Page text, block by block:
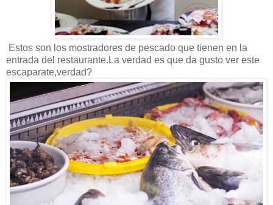
Estos son los mostradores de pescado que tienen en la
entrada del restaurante.La verdad es que da gusto ver este
escaparate,verdad?